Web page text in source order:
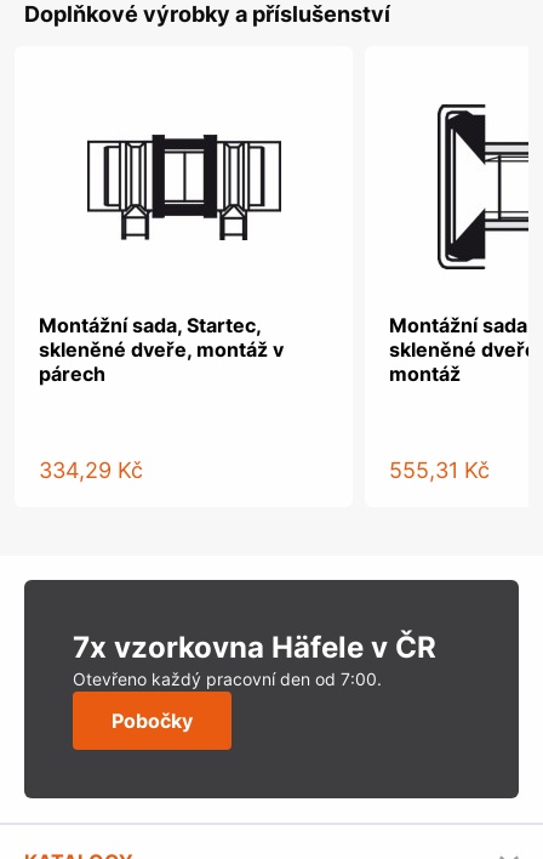
Doplňkové výrobky a příslušenství
Montážní sada, Startec,
skleněné dveře, montáž v
párech
334,29 Kč
Montážní sada,
skleněné
montáž
555,31 Kč
7x vzorkovna Häfele v ČR
Otevřeno každý pracovní den od 7:00.
Pobočky